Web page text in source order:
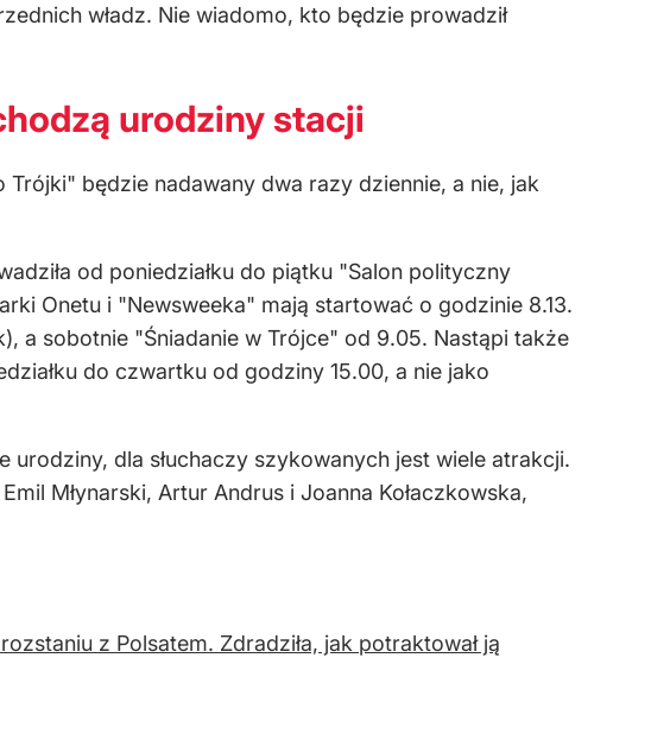
władz. Nie wiadomo, kto będzie prowadził
urodziny stacji
będzie nadawany dwa razy dziennie, a nie, jak
od poniedziałku do piątku "Salon polityczny
Onetu i "Newsweeka" mają startować o godzinie 8.13.
a sobotnie "Śniadanie w Trójce" od 9.05. Nastąpi także
do czwartku od godziny 15.00, a nie jako
dla słuchaczy szykowanych jest wiele atrakcji.
Młynarski, Artur Andrus i Joanna Kołaczkowska,
z Polsatem. Zdradziła, jak potraktował ją